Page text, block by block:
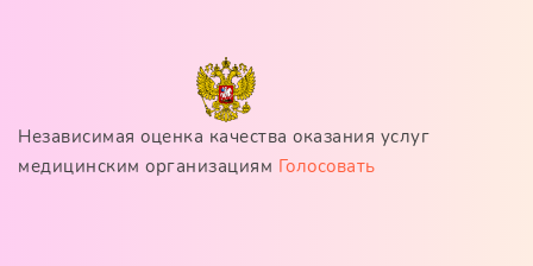
Независимая оценка качества оказания услуг
медицинским организациям Голосовать